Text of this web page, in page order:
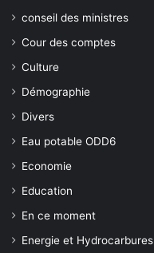
conseil des ministres
Cour des comptes
Culture
Démographie
Divers
Eau potable ODD6
Economie
Education
En ce moment
Energie et Hydrocarbures